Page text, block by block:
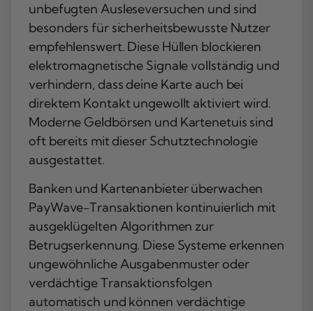
unbefugten Ausleseversuchen und sind
besonders für sicherheitsbewusste Nutzer
empfehlenswert. Diese Hüllen blockieren
elektromagnetische Signale vollständig und
verhindern, dass deine Karte auch bei
direktem Kontakt ungewollt aktiviert wird.
Moderne Geldbörsen und Kartenetuis sind
oft bereits mit dieser Schutztechnologie
ausgestattet.
Banken und Kartenanbieter überwachen
PayWave-Transaktionen kontinuierlich mit
ausgeklügelten Algorithmen zur
Betrugserkennung. Diese Systeme erkennen
ungewöhnliche Ausgabenmuster oder
verdächtige Transaktionsfolgen
automatisch und können verdächtige